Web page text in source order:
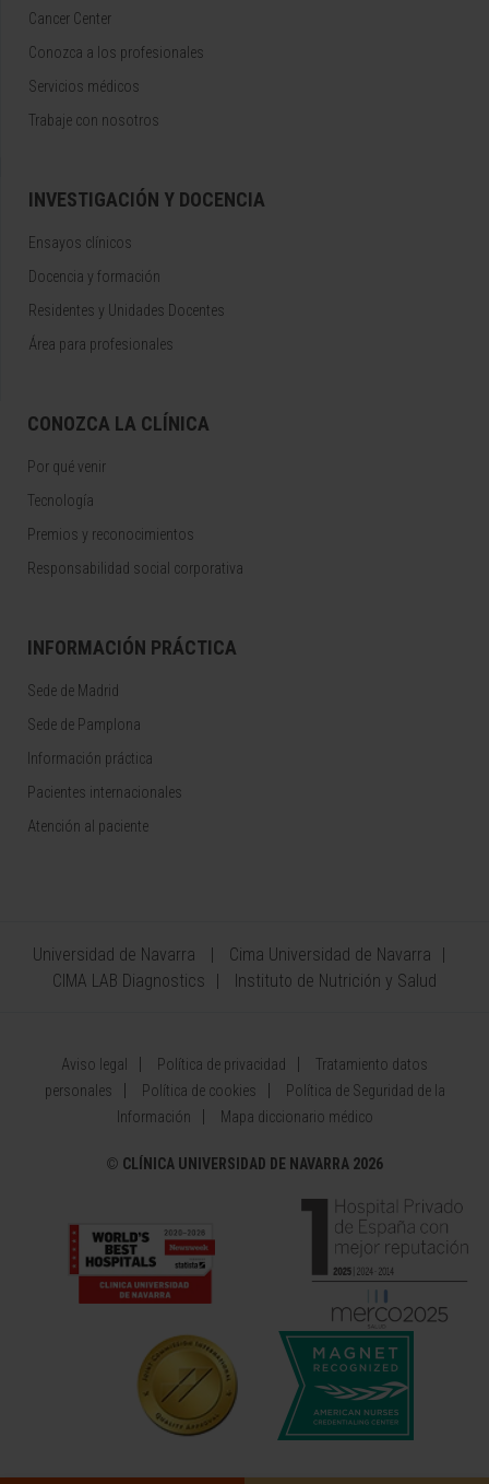
Cancer Center
Conozca a los profesionales
Servicios médicos
Trabaje con nosotros
INVESTIGACIÓN Y DOCENCIA
Ensayos clínicos
Docencia y formación
Residentes y Unidades Docentes
Área para profesionales
CONOZCA LA CLÍNICA
Por qué venir
Tecnología
Premios y reconocimientos
Responsabilidad social corporativa
INFORMACIÓN PRÁCTICA
Sede de Madrid
Sede de Pamplona
Información práctica
Pacientes internacionales
Atención al paciente
Universidad de Navarra
Cima Universidad de Navarra
CIMA LAB Diagnostics
Instituto de Nutrición y Salud
Aviso legal Política de privacidad
Tratamiento datos
personales
Política de cookies
Política de Seguridad de la
Información
Mapa diccionario médico
© CLÍNICA UNIVERSIDAD DE NAVARRA 2026